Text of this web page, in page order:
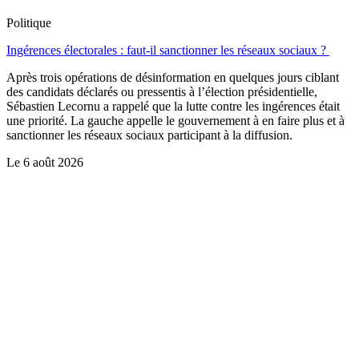
Politique
Ingérences électorales : faut-il sanctionner les réseaux sociaux ?
Après trois opérations de désinformation en quelques jours ciblant
des candidats déclarés ou pressentis à l’élection présidentielle,
Sébastien Lecornu a rappelé que la lutte contre les ingérences était
une priorité. La gauche appelle le gouvernement à en faire plus et à
sanctionner les réseaux sociaux participant à la diffusion.
Le 6 août 2026